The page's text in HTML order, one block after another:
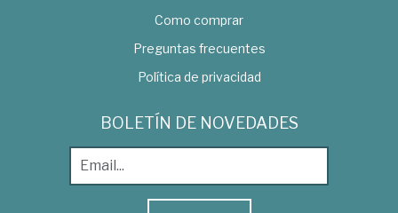
Como comprar
Preguntas frecuentes
Política de privacidad
BOLETÍN DE NOVEDADES